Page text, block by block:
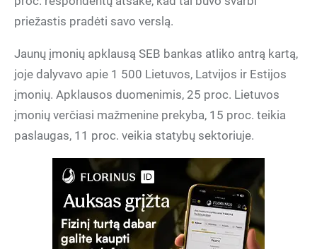
priežastis pradėti savo verslą.
Jaunų įmonių apklausą SEB bankas atliko antrą kartą,
joje dalyvavo apie 1 500 Lietuvos, Latvijos ir Estijos
įmonių. Apklausos duomenimis, 25 proc. Lietuvos
įmonių verčiasi mažmenine prekyba, 15 proc. teikia
paslaugas, 11 proc. veikia statybų sektoriuje.